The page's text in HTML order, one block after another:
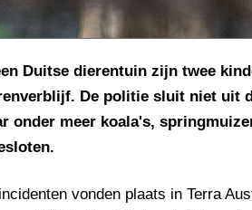
Duitse dierentuin zijn twee
De politie sluit niet uit
onder meer koala's,
vonden plaats in Terra